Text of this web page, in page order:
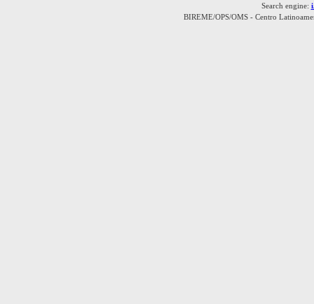
Search engine:
BIREME/OPS/OMS - Centro